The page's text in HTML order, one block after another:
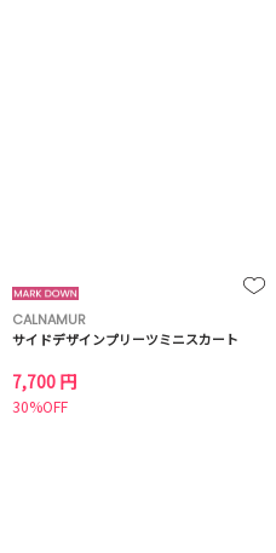
CALNAMUR
サイドデザインプリーツミニスカート
7,700 円
30%OFF